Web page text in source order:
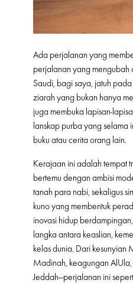
Ada perjalanan yang
perjalanan yang mengubah
Saudi, bagi saya, jatuh
ziarah yang bukan hanya
juga membuka lapisan-
lanskap purba yang selama
buku atau cerita orang lain.
Kerajaan ini adalah tempat
bertemu dengan ambisi
tanah para nabi, sekaligus
kuno yang membentuk
inovasi hidup
langka antara keaslian,
kelas dunia. Dari kesunyian
Madinah, keagungan
Jeddah—perjalanan ini